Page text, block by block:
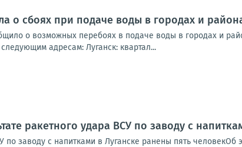
о сбоях при подаче воды в городах и
о возможных перебоях в подаче воды в городах и
адресам: Луганск: квартал...
ракетного удара ВСУ по заводу с
по заводу с напитками в Луганске ранены пять